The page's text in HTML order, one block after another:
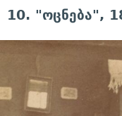
10. "ოცნება",